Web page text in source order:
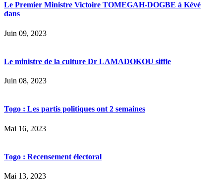
Le Premier Ministre Victoire TOMEGAH-DOGBE à Kévé
dans
Juin 09, 2023
Le ministre de la culture Dr LAMADOKOU siffle
Juin 08, 2023
Togo : Les partis politiques ont 2 semaines
Mai 16, 2023
Togo : Recensement électoral
Mai 13, 2023